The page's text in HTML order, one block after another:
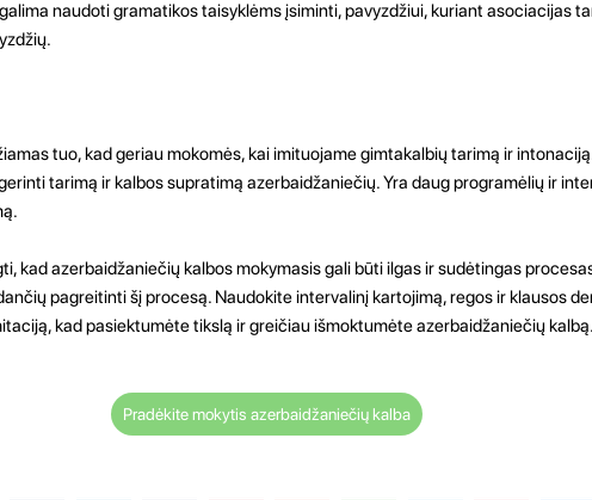
naudoti gramatikos taisyklėms įsiminti, pavyzdžiui, kuriant asociacijas
tuo, kad geriau mokomės, kai imituojame gimtakalbių tarimą ir
tarimą ir kalbos supratimą azerbaidžaniečių. Yra daug programėlių ir
kad azerbaidžaniečių kalbos mokymasis gali būti ilgas ir sudėtingas
pagreitinti šį procesą. Naudokite intervalinį kartojimą, regos ir klausos
kad pasiektumėte tikslą ir greičiau išmoktumėte azerbaidžaniečių kalbą.
Pradėkite mokytis azerbaidžaniečių kalba